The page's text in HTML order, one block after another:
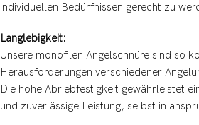
individuellen Bedürfnissen gerecht zu
Langlebigkeit:
Unsere monofilen Angelschnüre sind so
Herausforderungen verschiedener
Die hohe Abriebfestigkeit gewährleistet
und zuverlässige Leistung, selbst in